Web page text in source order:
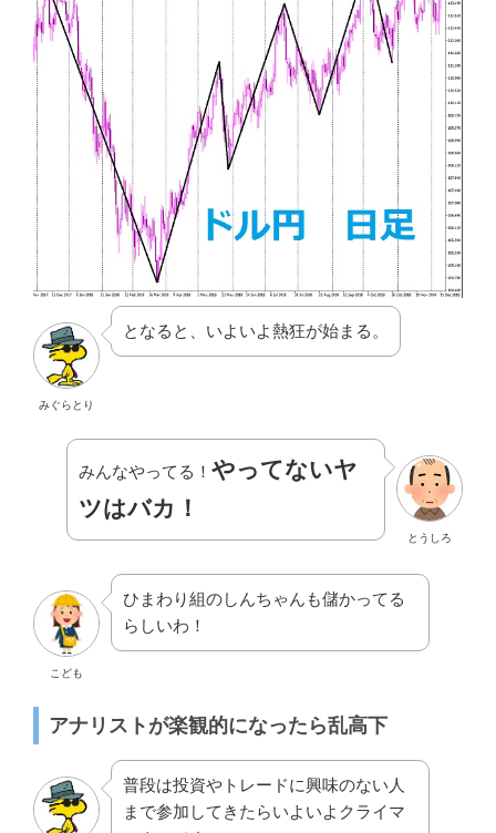
みぐらとり
となると、いよいよ熱狂が始まる。
とうしろ
みんなやってる！ やってないヤ
ツはバカ！
こども
ひまわり組のしんちゃんも儲かってる
らしいわ！
アナリストが楽観的になったら乱高下
普段は投資やトレードに興味のない人
まで参加してきたらいよいよクライマ